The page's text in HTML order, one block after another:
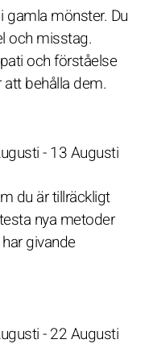
mönster. Du
och misstag.
och förståelse
behålla dem.
- 13 Augusti
du är tillräckligt
nya metoder
givande
- 22 Augusti